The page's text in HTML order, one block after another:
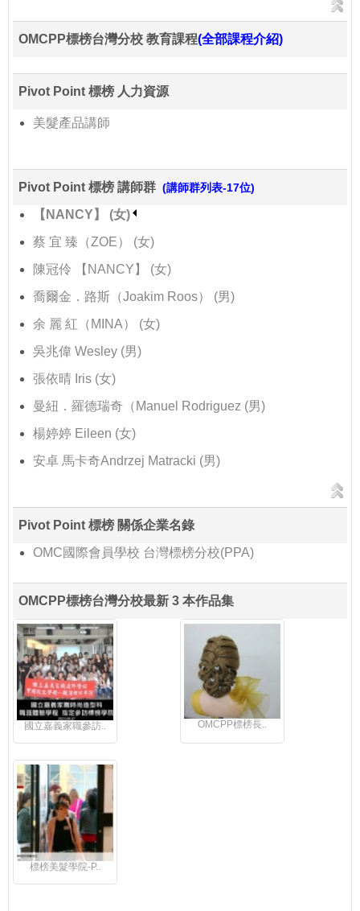
OMCPP標榜台灣分校 教育課程(全部課程介紹)
Pivot Point 標榜 人力資源
美髮產品講師
Pivot Point 標榜 講師群 (講師群列表-17位)
【NANCY】 (女)
蔡 宜 臻（ZOE） (女)
陳冠伶 【NANCY】 (女)
喬爾金．路斯（Joakim Roos） (男)
余 麗 紅（MINA） (女)
吳兆偉 Wesley (男)
張依晴 Iris (女)
曼紐．羅德瑞奇（Manuel Rodriguez (男)
楊婷婷 Eileen (女)
安卓 馬卡奇Andrzej Matracki (男)
Pivot Point 標榜 關係企業名錄
OMC國際會員學校 台灣標榜分校(PPA)
OMCPP標榜台灣分校最新 3 本作品集
國立嘉義家職參訪.. OMCPP標榜長..
標榜美髮學院-P..